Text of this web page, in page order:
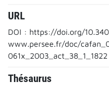
URL
DOI : https://doi.org/
www.persee.fr/doc/
061x_2003_act_38_1_1822
Thésaurus